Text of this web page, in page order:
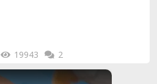
19943 2